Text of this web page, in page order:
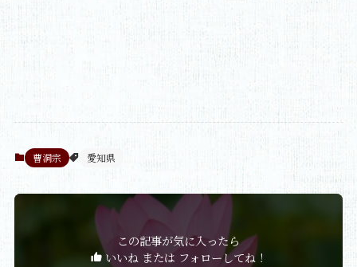
曹洞宗 愛知県
この記事が気に入ったら
いいね または フォローしてね！